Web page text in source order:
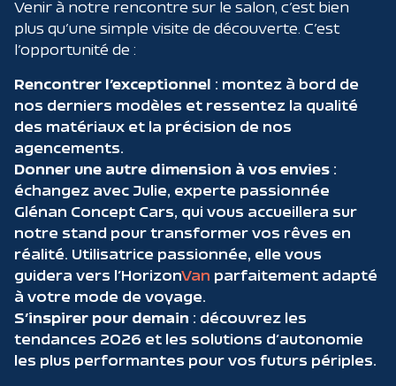
Venir à notre rencontre sur le salon, c’est bien
plus qu’une simple visite de découverte. C’est
l’opportunité de :
Rencontrer l’exceptionnel : montez à bord de
nos derniers modèles et ressentez la qualité
des matériaux et la précision de nos
agencements.
Donner une autre dimension à vos envies :
échangez avec Julie, experte passionnée
Glénan Concept Cars, qui vous accueillera sur
notre stand pour transformer vos rêves en
réalité. Utilisatrice passionnée, elle vous
guidera vers l’HorizonVan parfaitement adapté
à votre mode de voyage.
S’inspirer pour demain : découvrez les
tendances 2026 et les solutions d’autonomie
les plus performantes pour vos futurs périples.